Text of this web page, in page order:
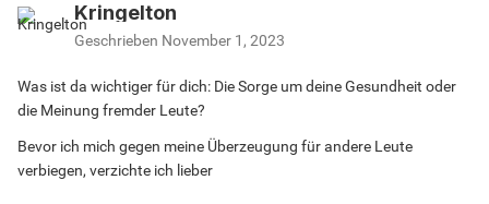
Kringelton
Geschrieben November 1, 2023
Was ist da wichtiger für dich: Die Sorge um deine Gesundheit oder
die Meinung fremder Leute?
Bevor ich mich gegen meine Überzeugung für andere Leute
verbiegen, verzichte ich lieber